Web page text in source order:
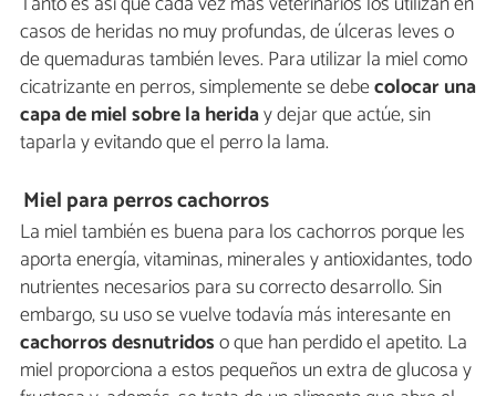
casos de heridas no muy profundas, de úlceras leves o
de quemaduras también leves. Para utilizar la miel como
cicatrizante en perros, simplemente se debecolocar una
capa de miel sobre la heriday dejar que actúe, sin
taparla y evitando que el perro la lama.
Miel para perros cachorros
La miel también es buena para los cachorros porque les
aporta energía, vitaminas, minerales y antioxidantes, todo
nutrientes necesarios para su correcto desarrollo. Sin
embargo, su uso se vuelve todavía más interesante en
cachorros desnutridoso que han perdido el apetito. La
miel proporciona a estos pequeños un extra de glucosa y